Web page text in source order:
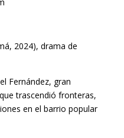
2024), drama de
Fernández, gran
trascendió fronteras,
en el barrio popular